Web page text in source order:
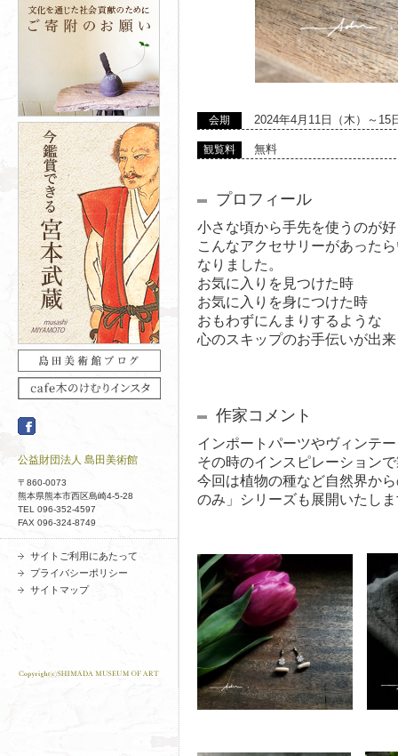
公益財団法人 島田美術館
〒860-0073
熊本県熊本市西区島崎4-5-28
TEL 096-352-4597
FAX 096-324-8749
サイトご利用にあたって
プライバシーポリシー
サイトマップ
会期 2024年4月11日（木）～15
観覧料 無料
プロフィール
小さな頃から手先を使うのが
こんなアクセサリーがあった
なりました。
お気に入りを見つけた時
お気に入りを身につけた時
おもわずにんまりするような
心のスキップのお手伝いが出
作家コメント
インポートパーツやヴィンテ
その時のインスピレーション
今回は植物の種など自然界か
のみ」シリーズも展開いたし